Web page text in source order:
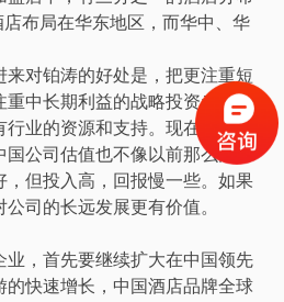
布局在华东地区，而华中、华
对铂涛的好处是，把更注重短
重中长期利益的战略投资者。而
行业的资源和支持。现在中国资
国公司估值也不像以前那么高。
，但投入高，回报慢一些。如果
司的长远发展更有价值。
，首先要继续扩大在中国领先
的快速增长，中国酒店品牌全球